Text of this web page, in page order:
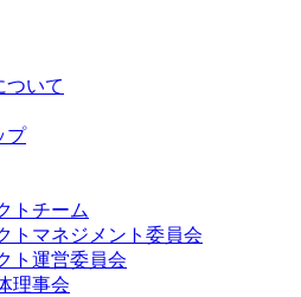
ついて
プ
トチーム
トマネジメント委員会
ト運営委員会
理事会